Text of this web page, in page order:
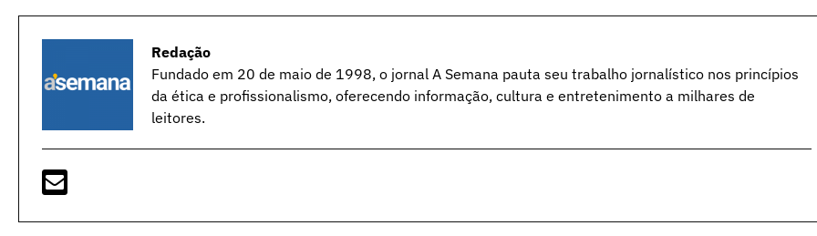
Redação
Fundado em 20 de maio de 1998, o jornal A Semana pauta seu trabalho jornalístico nos princípios
da ética e profissionalismo, oferecendo informação, cultura e entretenimento a milhares de
leitores.